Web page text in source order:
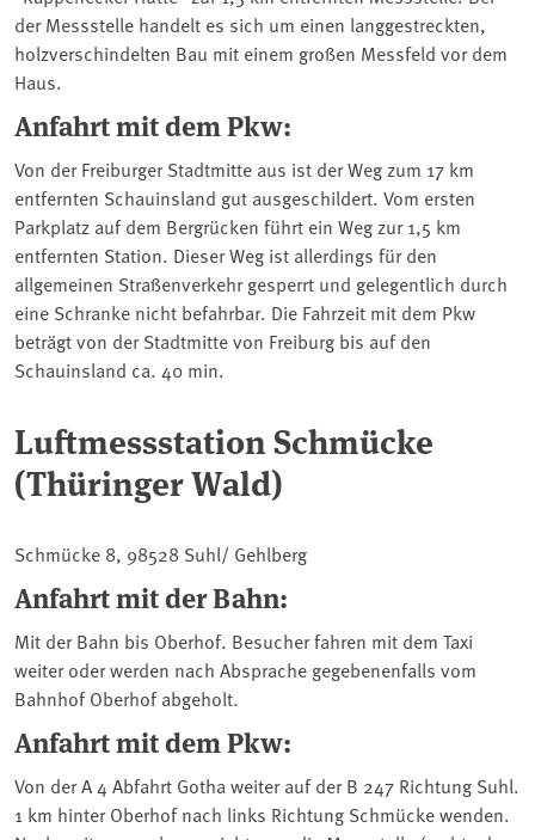
der Messstelle handelt es sich um einen langgestreckten,
holzverschindelten Bau mit einem großen Messfeld vor dem
Haus.
Anfahrt mit dem Pkw:
Von der Freiburger Stadtmitte aus ist der Weg zum 17 km
entfernten Schauinsland gut ausgeschildert. Vom ersten
Parkplatz auf dem Bergrücken führt ein Weg zur 1,5 km
entfernten Station. Dieser Weg ist allerdings für den
allgemeinen Straßenverkehr gesperrt und gelegentlich durch
eine Schranke nicht befahrbar. Die Fahrzeit mit dem Pkw
beträgt von der Stadtmitte von Freiburg bis auf den
Schauinsland ca. 40 min.
Luftmessstation Schmücke
(Thüringer Wald)
Schmücke 8, 98528 Suhl/ Gehlberg
Anfahrt mit der Bahn:
Mit der Bahn bis Oberhof. Besucher fahren mit dem Taxi
weiter oder werden nach Absprache gegebenenfalls vom
Bahnhof Oberhof abgeholt.
Anfahrt mit dem Pkw:
Von der A 4 Abfahrt Gotha weiter auf der B 247 Richtung Suhl.
1 km hinter Oberhof nach links Richtung Schmücke wenden.